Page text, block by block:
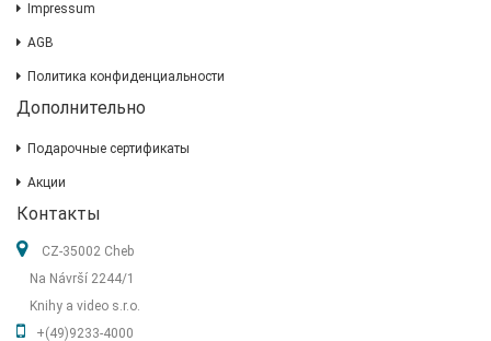
Impressum
AGB
Политика конфиденциальности
Дополнительно
Подарочные сертификаты
Акции
Контакты
CZ-35002 Cheb
Na Návrší 2244/1
Knihy a video s.r.o.
+(49)9233-4000